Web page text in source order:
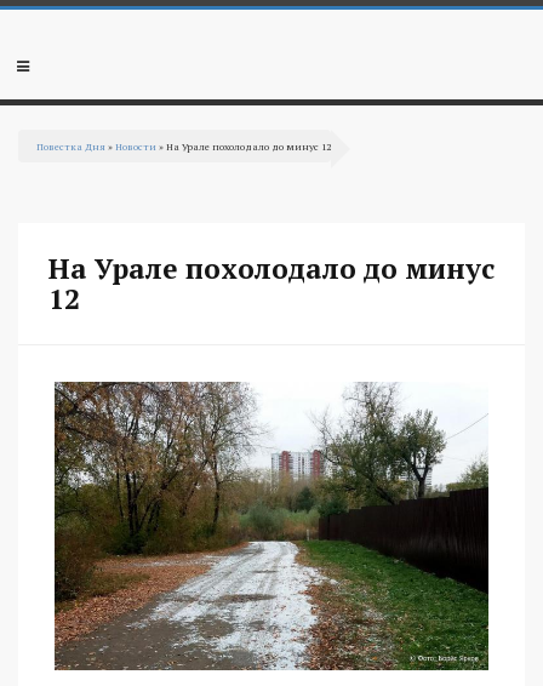
Перейти к основному содержанию
Мобильное
Повестка Дня »Новости » На Урале похолодало до минус 12
На Урале похолодало до минус
12